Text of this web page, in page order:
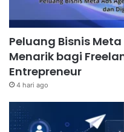
Peluang Bisnis
Menarik bagi
Entrepreneur
4 hari ago